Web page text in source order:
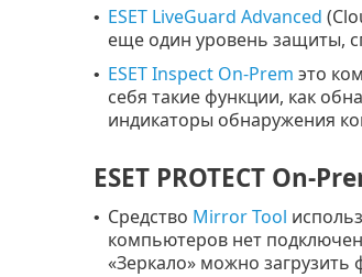
• ESET LiveGuard Advanced
еще один уровень защиты,
• ESET Inspect On-Prem это
себя такие функции, как
индикаторы обнаружения
ESET PROTECT On-
• Средство Mirror Tool
компьютеров нет
«Зеркало» можно загрузить